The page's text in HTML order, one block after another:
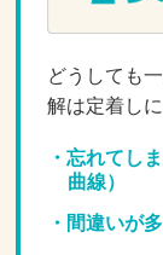
どうしても
解は定着しに
忘れてし
曲線）
間違いが